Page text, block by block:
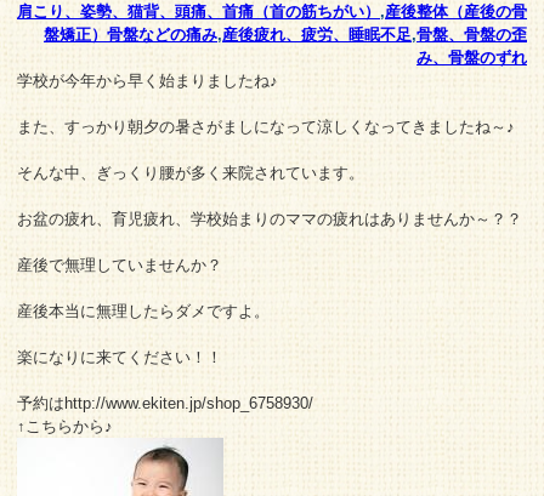
肩こり、姿勢、猫背、頭痛、首痛（首の筋ちがい）,産後整体（産後の骨
盤矯正）骨盤などの痛み,産後疲れ、疲労、睡眠不足,骨盤、骨盤の歪
み、骨盤のずれ
学校が今年から早く始まりましたね♪
また、すっかり朝夕の暑さがましになって涼しくなってきましたね～♪
そんな中、ぎっくり腰が多く来院されています。
お盆の疲れ、育児疲れ、学校始まりのママの疲れはありませんか～？？
産後で無理していませんか？
産後本当に無理したらダメですよ。
楽になりに来てください！！
予約はhttp://www.ekiten.jp/shop_6758930/
↑こちらから♪